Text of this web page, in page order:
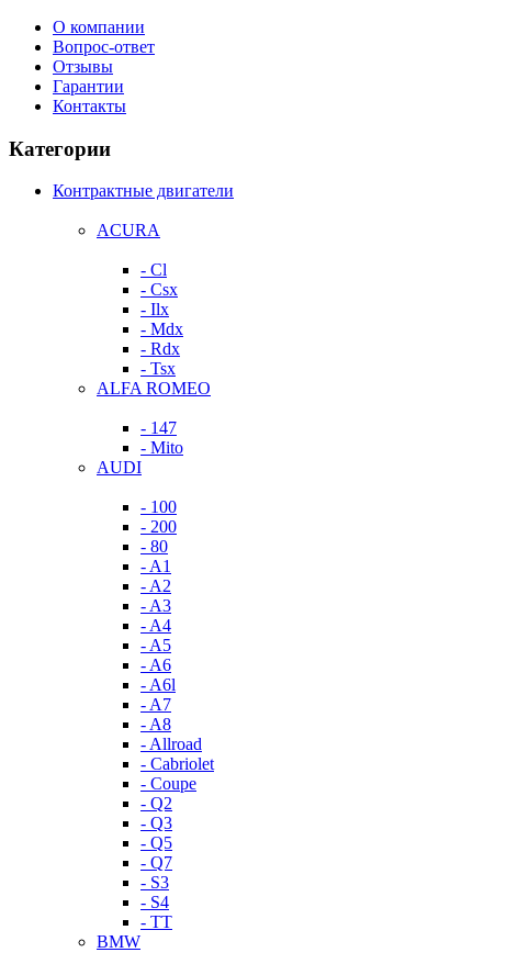
О компании
Вопрос-ответ
Отзывы
Гарантии
Контакты
Категории
Контрактные двигатели
ACURA
- Cl
- Csx
- Ilx
- Mdx
- Rdx
- Tsx
ALFA ROMEO
- 147
- Mito
AUDI
- 100
- 200
- 80
- A1
- A2
- A3
- A4
- A5
- A6
- A6l
- A7
- A8
- Allroad
- Cabriolet
- Coupe
- Q2
- Q3
- Q5
- Q7
- S3
- S4
- TT
BMW